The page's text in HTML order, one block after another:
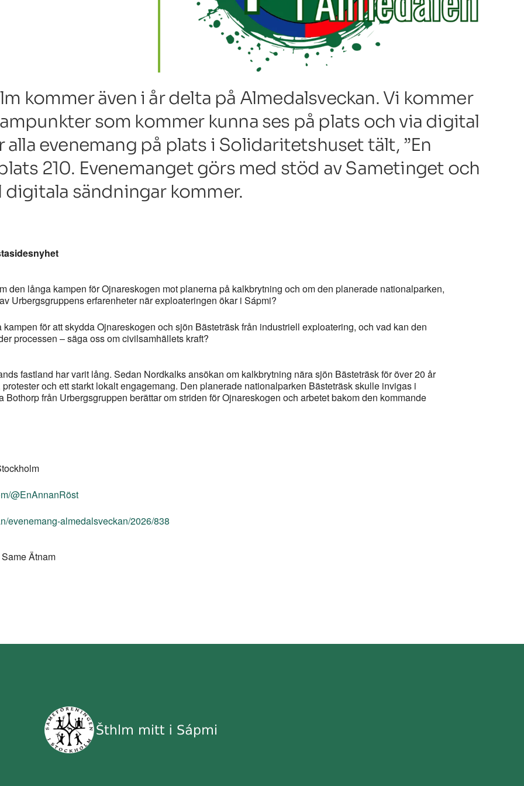
kommer även i år delta på Almedalsveckan. Vi kommer
som kommer kunna ses på plats och via digital
evenemang på plats i Solidaritetshuset tält, ”En
210. Evenemanget görs med stöd av Sametinget och
sändningar kommer.
den långa kampen för Ojnareskogen mot planerna på kalkbrytning och om den planerade nationalparken,
Urbergsgruppens erfarenheter när exploateringen ökar i Sápmi?
för att skydda Ojnareskogen och sjön Bästeträsk från industriell exploatering, och vad kan den
processen – säga oss om civilsamhällets kraft?
fastland har varit lång. Sedan Nordkalks ansökan om kalkbrytning nära sjön Bästeträsk för över 20 år
och ett starkt lokalt engagemang. Den planerade nationalparken Bästeträsk skulle invigas i
från Urbergsgruppen berättar om striden för Ojnareskogen och arbetet bakom den kommande
@EnAnnanRöst
evenemang-almedalsveckan/2026/838
Ätnam